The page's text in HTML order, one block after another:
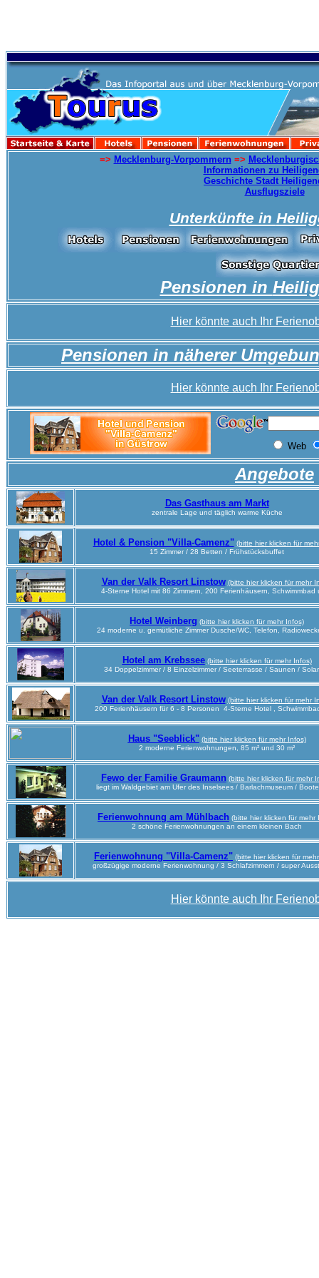
=> Mecklenburg-Vorpommern =>
Informationen zu
Geschichte Stadt
Ausflugsziele
Unterkünfte in
Pensionen in
Hier könnte auch Ihr
Pensionen in näherer
Hier könnte auch Ihr
Angebote
Das Gasthaus am Markt
zentrale Lage und täglich warme Küche
Hotel & Pension "Villa-Camenz" (bitte hier klicken für
15 Zimmer / 28 Betten / Frühstücksbuffet
Van der Valk Resort Linstow (bitte hier klicken für mehr
4-Sterne Hotel mit 86 Zimmern, 200 Ferienhäusern, Schwimmbad
Hotel Weinberg (bitte hier klicken für mehr Infos)
24 moderne u. gemütliche Zimmer Dusche/WC, Telefon,
Hotel am Krebssee (bitte hier klicken für mehr Infos)
34 Doppelzimmer / 8 Einzelzimmer / Seeterrasse / Saunen /
Van der Valk Resort Linstow (bitte hier klicken für mehr
200 Ferienhäusern für 6 - 8 Personen 4-Sterne Hotel ,
Haus "Seeblick" (bitte hier klicken für mehr Infos)
2 moderne Ferienwohnungen, 85 m² und 30 m²
Fewo der Familie Graumann (bitte hier klicken für mehr
liegt im Waldgebiet am Ufer des Inselsees / Barlachmuseum /
Ferienwohnung am Mühlbach (bitte hier klicken für mehr
2 schöne Ferienwohnungen an einem kleinen Bach
Ferienwohnung "Villa-Camenz" (bitte hier klicken für
großzügige moderne Ferienwohnung / 3 Schlafzimmern / super
Hier könnte auch Ihr